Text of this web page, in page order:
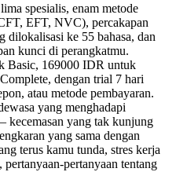
spesialis, enam metode
EFT, NVC), percakapan
dilokalisasi ke 55 bahasa, dan
kunci di perangkatmu.
Basic, 169000 IDR untuk
dengan trial 7 hari
atau metode pembayaran.
yang menghadapi
kecemasan yang tak kunjung
yang sama dengan
terus kamu tunda, stres kerja
pertanyaan tentang